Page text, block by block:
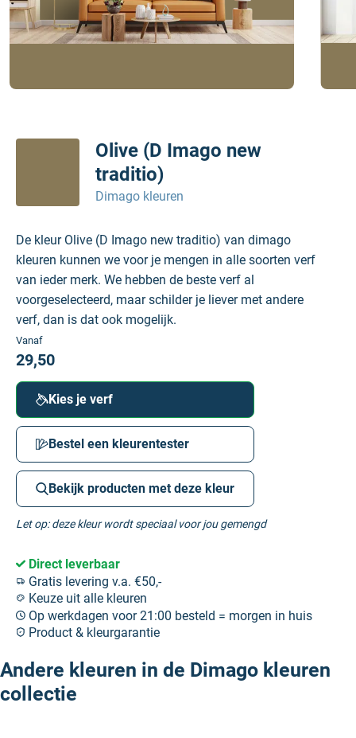
Olive (D Imago new
traditio)
Dimago kleuren
De kleur Olive (D Imago new traditio) van dimago
kleuren kunnen we voor je mengen in alle soorten verf
van ieder merk. We hebben de beste verf al
voorgeselecteerd, maar schilder je liever met andere
verf, dan is dat ook mogelijk.
Vanaf
29,50
Kies je verf
Bestel een kleurentester
Bekijk producten met deze kleur
Let op: deze kleur wordt speciaal voor jou gemengd
Direct leverbaar
Gratis levering v.a. €50,-
Keuze uit alle kleuren
Op werkdagen voor 21:00 besteld = morgen in huis
Product & kleurgarantie
Andere kleuren in de Dimago kleuren
collectie